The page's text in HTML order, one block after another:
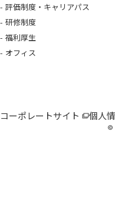
評価制度・キャリアパス
研修制度
福利厚生
オフィス
コーポレートサイト 個人
©